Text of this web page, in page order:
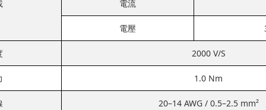
電流
電壓
2000 V/S
1.0 Nm
20–14 AWG / 0.5–2.5 mm²